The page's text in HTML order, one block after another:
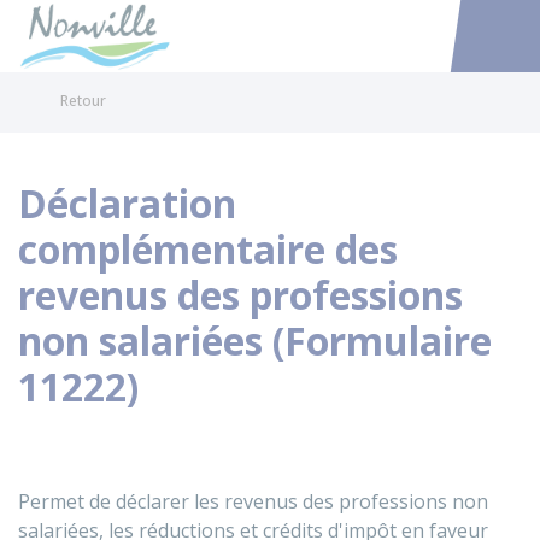
Accéder
Retour
Déclaration
complémentaire des
revenus des professions
non salariées (Formulaire
11222)
Permet de déclarer les revenus des professions non
salariées, les réductions et crédits d'impôt en faveur